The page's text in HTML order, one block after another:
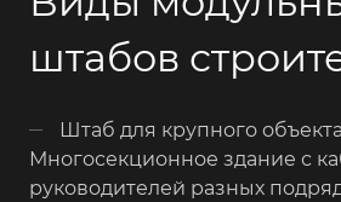
штабов
Штаб для крупного
Многосекционное здание с
руководителей разных